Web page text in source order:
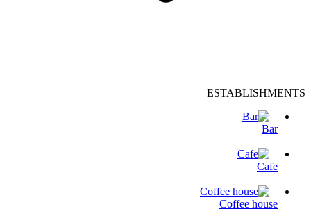
ESTABLISHMENTS
Bar
Cafe
Coffee house